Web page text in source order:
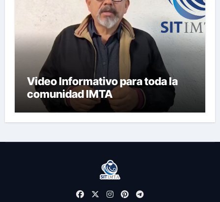
Video Informativo para toda la
comunidad IMTA